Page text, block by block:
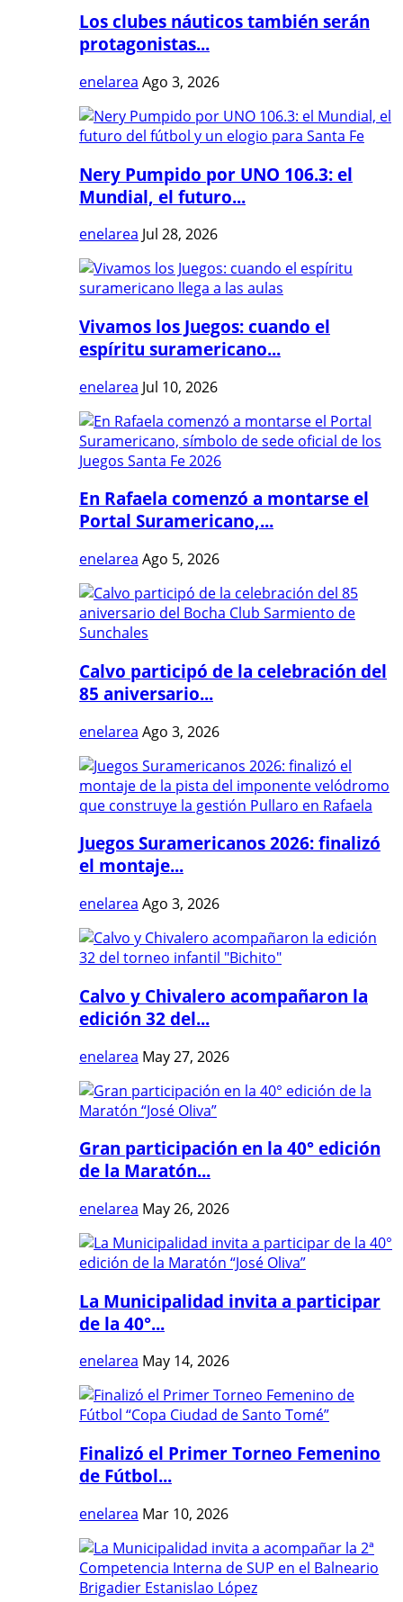
Los clubes náuticos también serán
protagonistas...
enelarea Ago 3, 2026
Nery Pumpido por UNO 106.3: el
Mundial, el futuro...
enelarea Jul 28, 2026
Vivamos los Juegos: cuando el
espíritu suramericano...
enelarea Jul 10, 2026
En Rafaela comenzó a montarse el
Portal Suramericano,...
enelarea Ago 5, 2026
Calvo participó de la celebración del
85 aniversario...
enelarea Ago 3, 2026
Juegos Suramericanos 2026: finalizó
el montaje...
enelarea Ago 3, 2026
Calvo y Chivalero acompañaron la
edición 32 del...
enelarea May 27, 2026
Gran participación en la 40° edición
de la Maratón...
enelarea May 26, 2026
La Municipalidad invita a participar
de la 40°...
enelarea May 14, 2026
Finalizó el Primer Torneo Femenino
de Fútbol...
enelarea Mar 10, 2026